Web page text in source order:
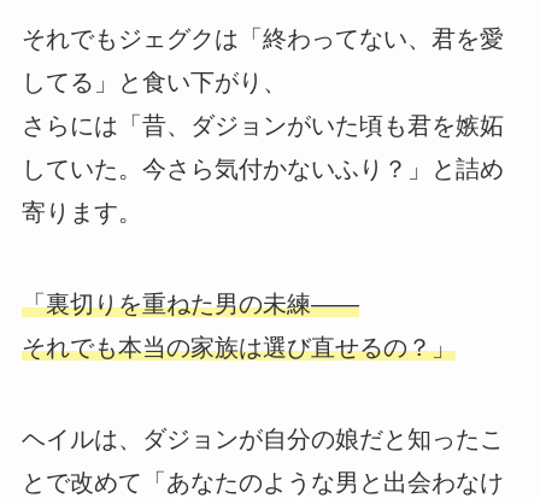
それでもジェグクは「終わってない、君を愛
してる」と食い下がり、
さらには「昔、ダジョンがいた頃も君を嫉妬
していた。今さら気付かないふり？」と詰め
寄ります。
「裏切りを重ねた男の未練――
それでも本当の家族は選び直せるの？」
ヘイルは、ダジョンが自分の娘だと知ったこ
とで改めて「あなたのような男と出会わなけ